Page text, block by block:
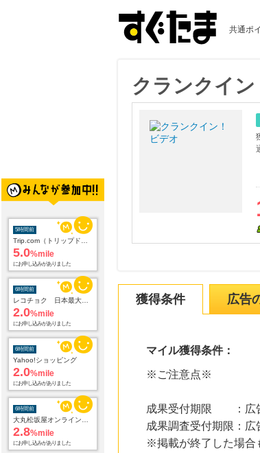
共通ポ
5時間前
5.0%mile
にお申し込みがありました
6時間前
2.0%mile
にお申し込みがありました
6時間前
Yahoo!ショッピング
2.0%mile
にお申し込みがありました
6時間前
2.8%mile
にお申し込みがありました
クランクイン
獲得条件 広告
マイル獲得条件：
※ご注意点※
成果受付期限 ：広
成果調査受付期限：
※掲載が終了した場合